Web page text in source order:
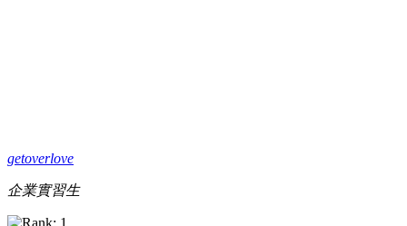
getoverlove
企業實習生